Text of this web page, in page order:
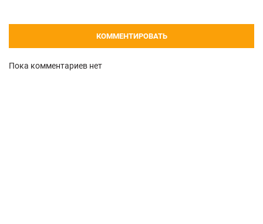
КОММЕНТИРОВАТЬ
Пока комментариев нет